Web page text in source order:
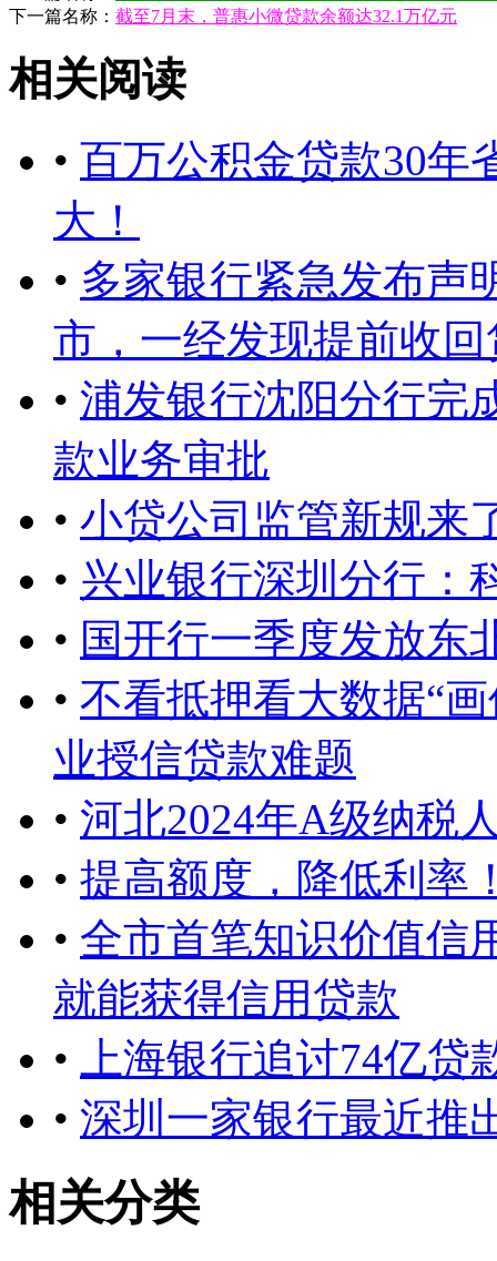
下一篇名称： 截至7月末，普惠小微贷款余额达32.1万亿元
相关阅读
• 百万公积金贷款30年
大！
• 多家银行紧急发布声
市，一经发现提前收回
• 浦发银行沈阳分行完
款业务审批
• 小贷公司监管新规来
• 兴业银行深圳分行：
• 国开行一季度发放东
• 不看抵押看大数据“
业授信贷款难题
• 河北2024年A级纳税
• 提高额度，降低利率
• 全市首笔知识价值信
就能获得信用贷款
•
上海银行追讨74亿
• 深圳一家银行最近推
相关分类